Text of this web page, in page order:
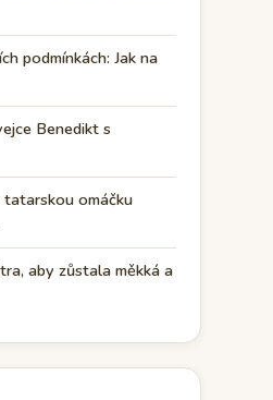
podmínkách: Jak na
Benedikt s
omáčku
aby zůstala měkká a